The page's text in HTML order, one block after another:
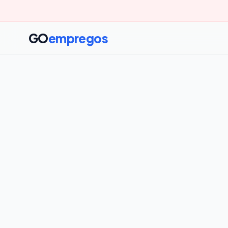
GOempregos